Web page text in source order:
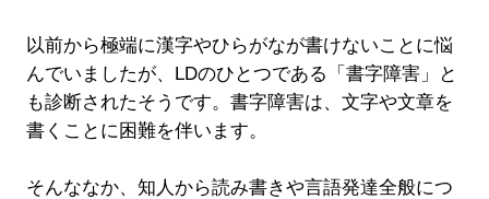
以前から極端に漢字やひらがなが書けないことに悩
んでいましたが、LDのひとつである「書字障害」と
も診断されたそうです。書字障害は、文字や文章を
書くことに困難を伴います。
そんななか、知人から読み書きや言語発達全般につ